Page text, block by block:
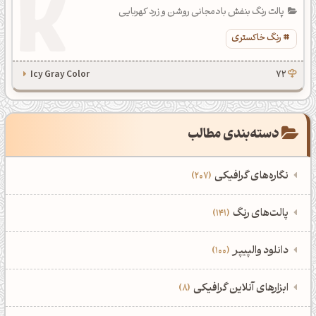
پالت رنگ بنفش بادمجانی روشن و زرد کهربایی
رنگ خاکستری
72
Icy Gray Color
دسته‌بندی مطالب
نگاره‌های گرافیکی 207
‌همه دسته‌بندی‌های نگاره‌های گرافیکی
نمایش همه نگاره‌ها
ادوبی فتوشاپ 108
‌پالت‌های رنگ 141
‌همه دسته‌بندی‌های پالت‌های رنگ
نمایش همه پالت‌های رنگ
‌دانلود والپیپر 100
‌همه دسته‌بندی‌های والپیپرها
ابزارهای آنلاین گرافیکی 8